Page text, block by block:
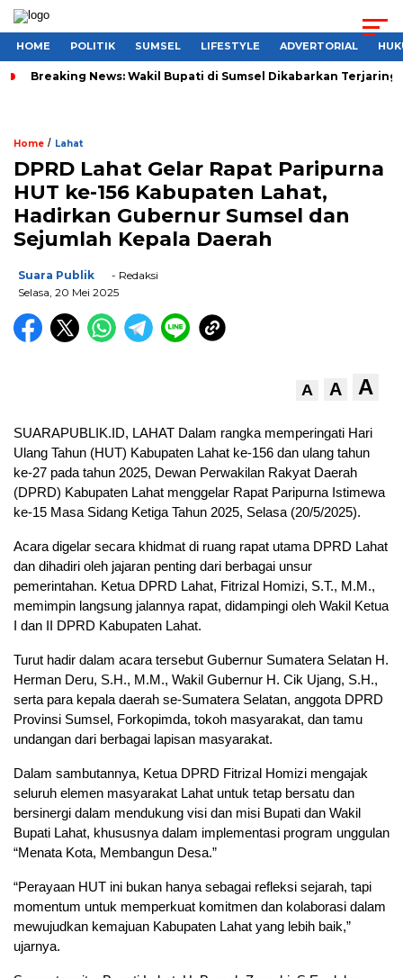
HOME POLITIK SUMSEL LIFESTYLE ADVERTORIAL
Breaking News: Wakil Bupati di Sumsel Dikabarkan Terjaring
Home / Lahat
DPRD Lahat Gelar Rapat Paripurna
HUT ke-156 Kabupaten Lahat,
Hadirkan Gubernur Sumsel dan
Sejumlah Kepala Daerah
Suara Publik
- Redaksi
Selasa, 20 Mei 2025
A A A
SUARAPUBLIK.ID, LAHAT Dalam rangka memperingati Hari
Ulang Tahun (HUT) Kabupaten Lahat ke-156 dan ulang tahun
ke-27 pada tahun 2025, Dewan Perwakilan Rakyat Daerah
(DPRD) Kabupaten Lahat menggelar Rapat Paripurna Istimewa
ke-15 Masa Sidang Ketiga Tahun 2025, Selasa (20/5/2025).
Acara digelar secara khidmat di ruang rapat utama DPRD Lahat
dan dihadiri oleh jajaran penting dari berbagai unsur
pemerintahan. Ketua DPRD Lahat, Fitrizal Homizi, S.T., M.M.,
memimpin langsung jalannya rapat, didampingi oleh Wakil Ketua
I dan II DPRD Kabupaten Lahat.
Turut hadir dalam acara tersebut Gubernur Sumatera Selatan H.
Herman Deru, S.H., M.M., Wakil Gubernur H. Cik Ujang, S.H.,
serta para kepala daerah se-Sumatera Selatan, anggota DPRD
Provinsi Sumsel, Forkopimda, tokoh masyarakat, dan tamu
undangan dari berbagai lapisan masyarakat.
Dalam sambutannya, Ketua DPRD Fitrizal Homizi mengajak
seluruh elemen masyarakat Lahat untuk tetap bersatu dan
bersinergi dalam mendukung visi dan misi Bupati dan Wakil
Bupati Lahat, khususnya dalam implementasi program unggulan
“Menata Kota, Membangun Desa.”
“Perayaan HUT ini bukan hanya sebagai refleksi sejarah, tapi
momentum untuk memperkuat komitmen dan kolaborasi dalam
mewujudkan kemajuan Kabupaten Lahat yang lebih baik,”
ujarnya.